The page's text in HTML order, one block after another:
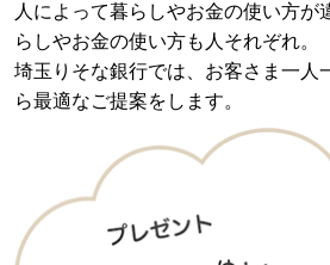
人によって暮らしやお金の使い方が
らしやお金の使い方も人それぞれ。
埼玉りそな銀行では、お客さま一人
ら最適なご提案をします。